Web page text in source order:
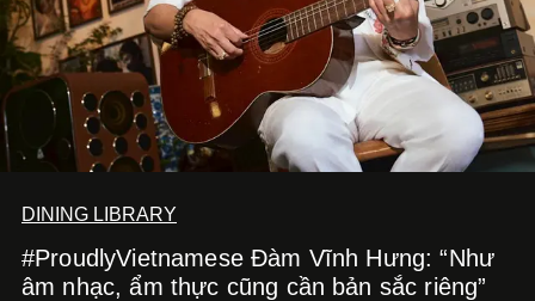
DINING LIBRARY
#ProudlyVietnamese Đàm Vĩnh Hưng: “Như
âm nhạc, ẩm thực cũng cần bản sắc riêng”